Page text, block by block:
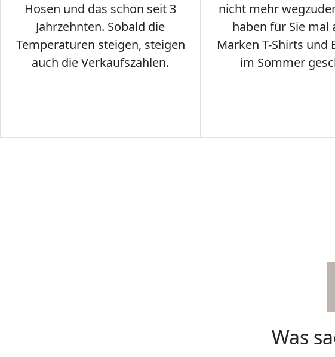
Hosen und das schon seit 3
Jahrzehnten. Sobald die
Temperaturen steigen, steigen
auch die Verkaufszahlen.
nicht mehr
haben für Sie mal
Marken T-Shirts und
im Sommer
Was